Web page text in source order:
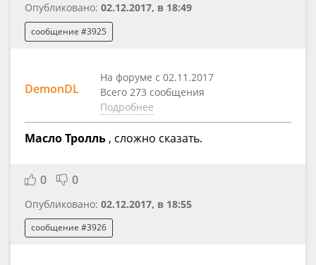
Опубликовано: 02.12.2017, в 18:49
сообщение #3925
DemonDL
На форуме с 02.11.2017
Всего 273 сообщения
Подробнее
Масло Тролль , сложно сказать.
0 0
Опубликовано: 02.12.2017, в 18:55
сообщение #3926